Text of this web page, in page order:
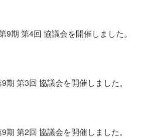
9期 第4回 協議会を開催しました。
期 第3回 協議会を開催しました。
期 第2回 協議会を開催しました。